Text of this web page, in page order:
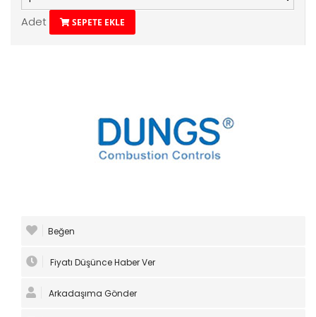
Adet SEPETE EKLE
Beğen
Fiyatı Düşünce Haber Ver
Arkadaşıma Gönder